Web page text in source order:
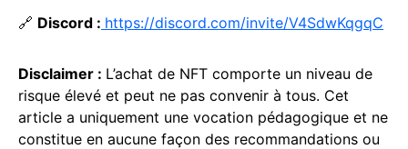
🔗 Discord : https://discord.com/invite/V4SdwKqgqC
Disclaimer : L’achat de NFT comporte un niveau de
risque élevé et peut ne pas convenir à tous. Cet
article a uniquement une vocation pédagogique et ne
constitue en aucune façon des recommandations ou